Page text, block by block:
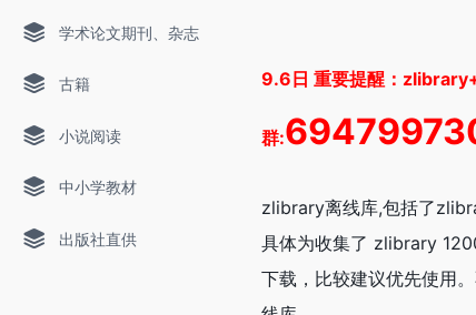
学术论文期刊、杂志
古籍
小说阅读
中小学教材
出版社直供
9.6日 重要提醒：
群:
zlibrary离线库,包括了
具体为收集了 zlibrary
下载，比较建议优先使用